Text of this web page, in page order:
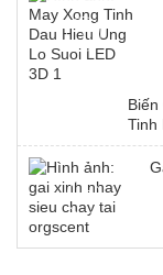
Tinh